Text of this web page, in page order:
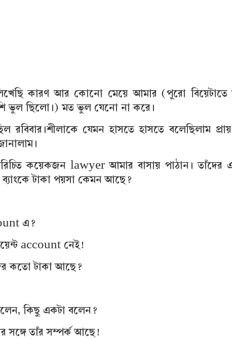
কারণ আর কোনো মেয়ে আমার (পুরো
ভুল ছিলো।) মত ভুল যেনো না করে।
রবিবার।শীলাকে যেমন হাসতে হাসতে বলেছিলাম
কয়েকজন lawyer আমার বাসায় পাঠান।
টাকা পয়সা কেমন আছে?
এ?
account নেই!
কতো টাকা আছে?
কিছু একটা বলেন?
তাঁর সম্পর্ক আছে!